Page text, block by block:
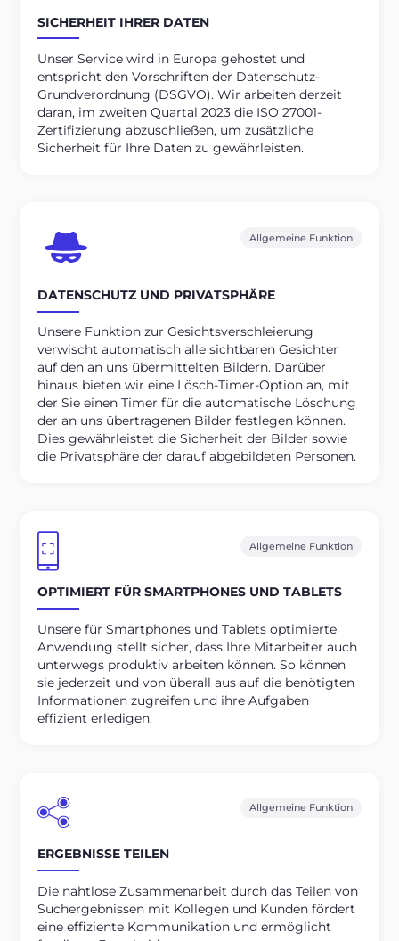
SICHERHEIT IHRER DATEN
Unser Service wird in Europa gehostet und
entspricht den Vorschriften der Datenschutz-
Grundverordnung (DSGVO). Wir arbeiten derzeit
daran, im zweiten Quartal 2023 die ISO 27001-
Zertifizierung abzuschließen, um zusätzliche
Sicherheit für Ihre Daten zu gewährleisten.
Allgemeine Funktion
DATENSCHUTZ UND PRIVATSPHÄRE
Unsere Funktion zur Gesichtsverschleierung
verwischt automatisch alle sichtbaren Gesichter
auf den an uns übermittelten Bildern. Darüber
hinaus bieten wir eine Lösch-Timer-Option an, mit
der Sie einen Timer für die automatische Löschung
der an uns übertragenen Bilder festlegen können.
Dies gewährleistet die Sicherheit der Bilder sowie
die Privatsphäre der darauf abgebildeten Personen.
Allgemeine Funktion
OPTIMIERT FÜR SMARTPHONES UND TABLETS
Unsere für Smartphones und Tablets optimierte
Anwendung stellt sicher, dass Ihre Mitarbeiter auch
unterwegs produktiv arbeiten können. So können
sie jederzeit und von überall aus auf die benötigten
Informationen zugreifen und ihre Aufgaben
effizient erledigen.
Allgemeine Funktion
ERGEBNISSE TEILEN
Die nahtlose Zusammenarbeit durch das Teilen von
Suchergebnissen mit Kollegen und Kunden fördert
eine effiziente Kommunikation und ermöglicht